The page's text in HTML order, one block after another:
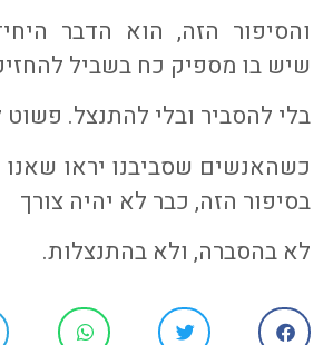
והסיפור הזה, הוא הדבר
שיש בו מספיק כח בשביל
בלי להסביר ובלי להתנצל. פשוט
כשהאנשים שסביבנו יראו
בסיפור הזה, כבר לא יהיה צורך
לא בהסברה, ולא בהתנצלות.